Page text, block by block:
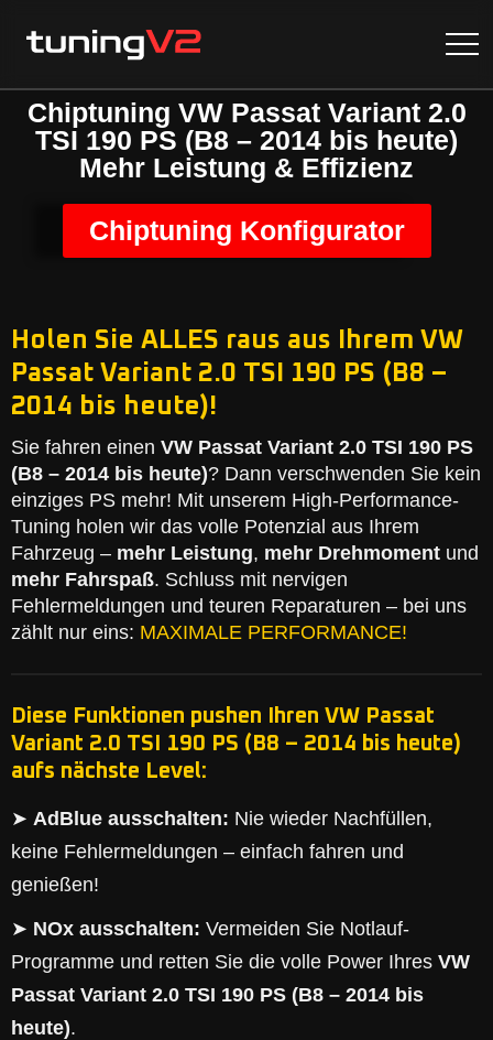
Chiptuning VW Passat Variant 2.0
TSI 190 PS (B8 – 2014 bis heute)
Mehr Leistung & Effizienz
Chiptuning Konfigurator
Holen Sie ALLES raus aus Ihrem VW
Passat Variant 2.0 TSI 190 PS (B8 –
2014 bis heute)!
Sie fahren einen VW Passat Variant 2.0 TSI 190 PS
(B8 – 2014 bis heute)? Dann verschwenden Sie kein
einziges PS mehr! Mit unserem High-Performance-
Tuning holen wir das volle Potenzial aus Ihrem
Fahrzeug – mehr Leistung, mehr Drehmoment und
mehr Fahrspaß. Schluss mit nervigen
Fehlermeldungen und teuren Reparaturen – bei uns
zählt nur eins: MAXIMALE PERFORMANCE!
Diese Funktionen pushen Ihren VW Passat
Variant 2.0 TSI 190 PS (B8 – 2014 bis heute)
aufs nächste Level:
➤ AdBlue ausschalten: Nie wieder Nachfüllen,
keine Fehlermeldungen – einfach fahren und
genießen!
➤ NOx ausschalten: Vermeiden Sie Notlauf-
Programme und retten Sie die volle Power Ihres VW
Passat Variant 2.0 TSI 190 PS (B8 – 2014 bis
heute).